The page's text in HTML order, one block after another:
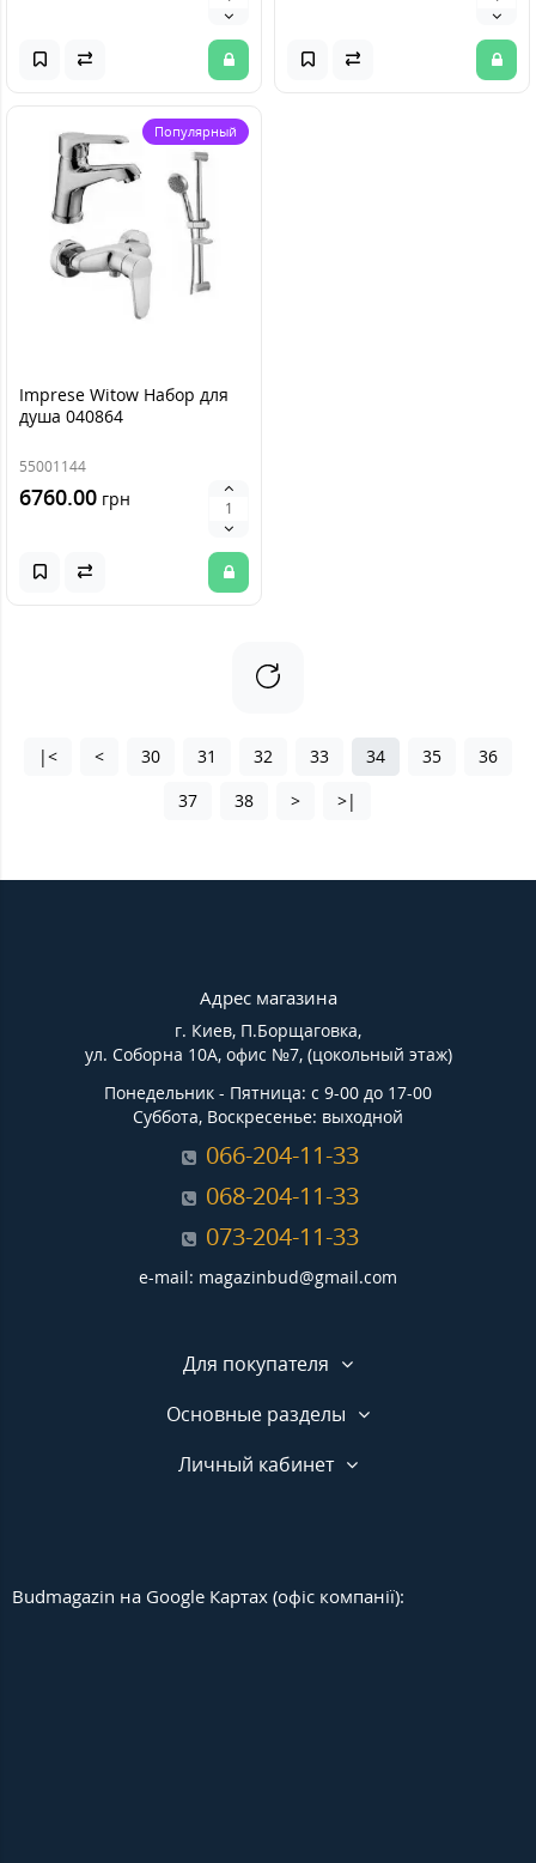
Популярный
Imprese Witow Набор для
душа 040864
55001144
6760.00 грн
|< < 30 31 32 33 34 35
36
37
38 > >|
Адрес магазина
г. Киев, П.Борщаговка,
ул. Соборна 10А, офис №7, (цокольный этаж)
Понедельник - Пятница: с 9-00 до 17-00
Суббота, Воскресенье: выходной
066-204-11-33
068-204-11-33
073-204-11-33
e-mail: magazinbud@gmail.com
Для покупателя
Основные разделы
Личный кабинет
Budmagazin на Google Картах (офіс компанії):